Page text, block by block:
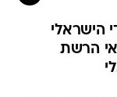
הישראלי
הרשת